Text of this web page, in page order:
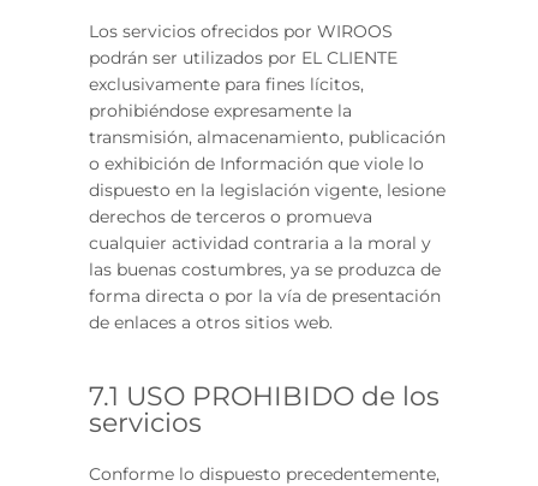
Los servicios ofrecidos por WIROOS
podrán ser utilizados por EL CLIENTE
exclusivamente para fines lícitos,
prohibiéndose expresamente la
transmisión, almacenamiento, publicación
o exhibición de Información que viole lo
dispuesto en la legislación vigente, lesione
derechos de terceros o promueva
cualquier actividad contraria a la moral y
las buenas costumbres, ya se produzca de
forma directa o por la vía de presentación
de enlaces a otros sitios web.
7.1 USO PROHIBIDO de los
servicios
Conforme lo dispuesto precedentemente,